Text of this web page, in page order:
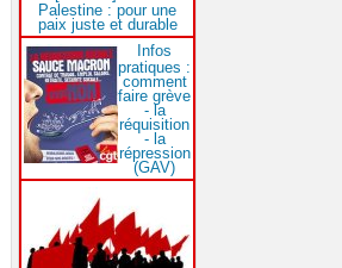
Palestine : pour une
paix juste et durable
Infos
pratiques :
comment
faire grève
- la
réquisition
- la
répression
(GAV)